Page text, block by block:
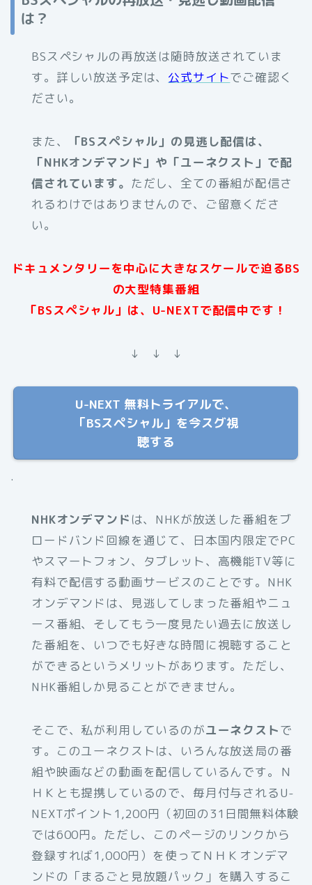
は？
BSスペシャルの再放送は随時放送されていま
す。詳しい放送予定は、 公式サイトでご確認く
ださい。
また、
「BSスペシャル」の見逃し配信は、
「NHKオンデマンド」や「ユーネクスト」で配
信されています。 ただし、全ての番組が配信さ
れるわけではありませんので、ご留意くださ
い。
ドキュメンタリーを中心に大きなスケールで迫るBS
の大型特集番組
「BSスペシャル」は、U-NEXTで配信中です ！
↓ ↓ ↓
U-NEXT 無料トライアルで、
「BSスペシャル」を今スグ視
聴する
.
NHKオンデマンド は、NHKが放送した番組をブ
ロードバンド回線を通じて、日本国内限定でPC
やスマートフォン、タブレット、高機能TV等に
有料で配信する動画サービスのことです。NHK
オンデマンドは、見逃してしまった番組やニュ
ース番組、そしてもう一度見たい過去に放送し
た番組を、いつでも好きな時間に視聴すること
ができるというメリットがあります。ただし、
NHK番組しか見ることができません。
そこで、私が利用しているのがユーネクストで
す。このユーネクストは、いろんな放送局の番
組や映画などの動画を配信しているんです。Ｎ
ＨＫとも提携しているので、毎月付与されるU-
NEXTポイント1,200円（初回の31日間無料体験
では600円。ただし、このページのリンクから
登録すれば1,000円）を使ってＮＨＫオンデマ
ンドの「まるごと見放題パック」を購入するこ